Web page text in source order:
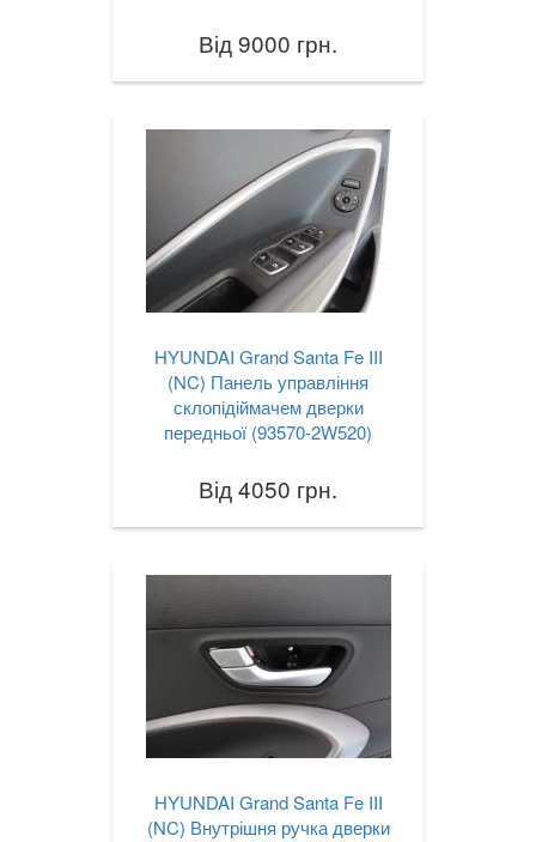
Від 9000 грн.
HYUNDAI Grand Santa Fe III
(NC) Панель управління
склопідіймачем дверки
передньої (93570-2W520)
Від 4050 грн.
HYUNDAI Grand Santa Fe III
(NC) Внутрішня ручка дверки